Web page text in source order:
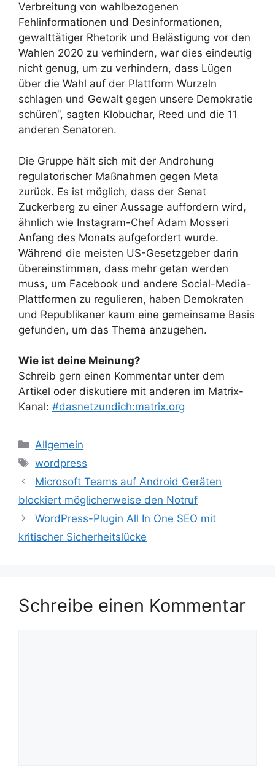
Verbreitung von wahlbezogenen
Fehlinformationen und Desinformationen,
gewalttätiger Rhetorik und Belästigung vor den
Wahlen 2020 zu verhindern, war dies eindeutig
nicht genug, um zu verhindern, dass Lügen
über die Wahl auf der Plattform Wurzeln
schlagen und Gewalt gegen unsere Demokratie
schüren“, sagten Klobuchar, Reed und die 11
anderen Senatoren.
Die Gruppe hält sich mit der Androhung
regulatorischer Maßnahmen gegen Meta
zurück. Es ist möglich, dass der Senat
Zuckerberg zu einer Aussage auffordern wird,
ähnlich wie Instagram-Chef Adam Mosseri
Anfang des Monats aufgefordert wurde.
Während die meisten US-Gesetzgeber darin
übereinstimmen, dass mehr getan werden
muss, um Facebook und andere Social-Media-
Plattformen zu regulieren, haben Demokraten
und Republikaner kaum eine gemeinsame Basis
gefunden, um das Thema anzugehen.
Wie ist deine Meinung?
Schreib gern einen Kommentar unter dem
Artikel oder diskutiere mit anderen im Matrix-
Kanal: #dasnetzundich:matrix.org
Kategorien
Allgemein
Schlagwörter
wordpress
Microsoft Teams auf Android Geräten
blockiert möglicherweise den Notruf
WordPress-Plugin All In One SEO mit
kritischer Sicherheitslücke
Schreibe einen Kommentar